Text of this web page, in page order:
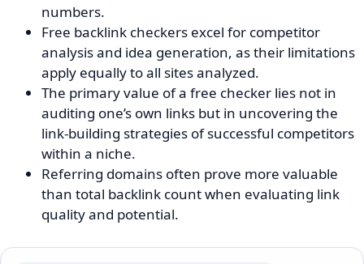
numbers.
Free backlink checkers excel for competitor
analysis and idea generation, as their limitations
apply equally to all sites analyzed.
The primary value of a free checker lies not in
auditing one’s own links but in uncovering the
link-building strategies of successful competitors
within a niche.
Referring domains often prove more valuable
than total backlink count when evaluating link
quality and potential.